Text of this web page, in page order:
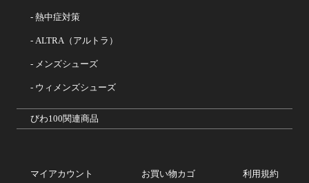
熱中症対策
ALTRA（アルトラ）
メンズシューズ
ウィメンズシューズ
びわ100関連商品
マイアカウント お買い物カゴ 利用規約